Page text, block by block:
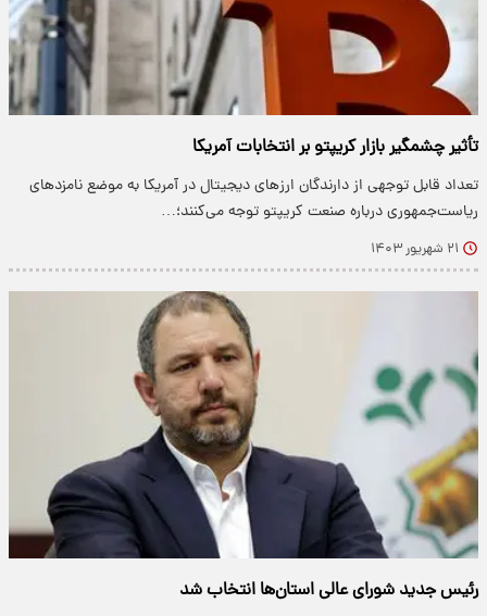
تأثیر چشمگیر بازار کریپتو بر انتخابات آمریکا
تعداد قابل توجهی از دارندگان ارزهای دیجیتال در آمریکا به موضع نامزدهای
ریاست‌جمهوری درباره صنعت کریپتو توجه می‌کنند؛…
۲۱ شهریور ۱۴۰۳
رئیس جدید شورای عالی استان‌ها انتخاب شد